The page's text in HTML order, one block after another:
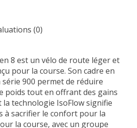
(0)
8 est un vélo de route léger et
pour la course. Son cadre en
série 900 permet de réduire
poids tout en offrant des gains
la technologie IsoFlow signifie
à sacrifier le confort pour la
la course, avec un groupe